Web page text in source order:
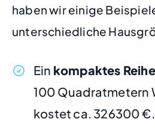
haben wir einige
unterschiedliche
Ein kompaktes
100 Quadratmetern
kostet ca. 326300 €.